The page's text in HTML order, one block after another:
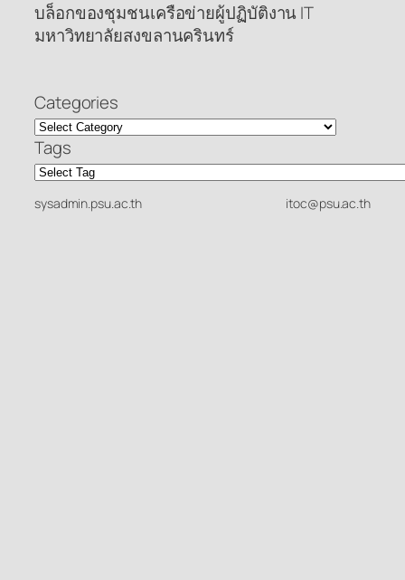
บล็อกของชุมชนเครือข่ายผู้ปฏิบัติงาน IT
มหาวิทยาลัยสงขลานครินทร์
Categories
Tags
sysadmin.psu.ac.th itoc@psu.ac.th